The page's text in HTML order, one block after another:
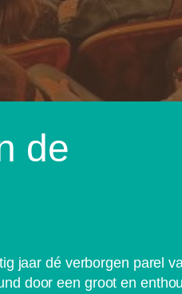
de
jaar dé verborgen parel
door een groot en